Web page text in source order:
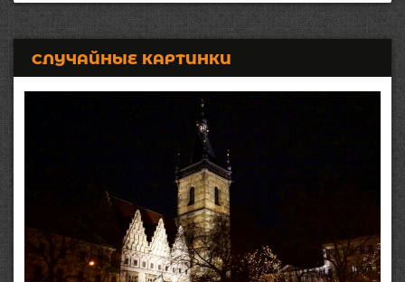
СЛУЧАЙНЫЕ КАРТИНКИ